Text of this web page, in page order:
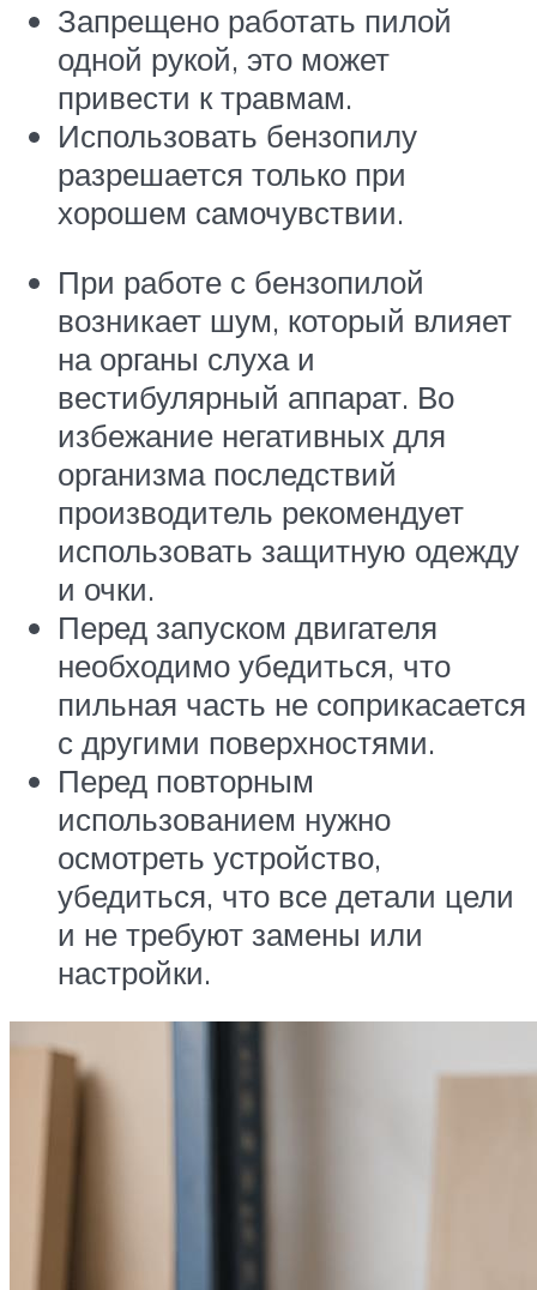
Запрещено работать пилой
одной рукой, это может
привести к травмам.
Использовать бензопилу
разрешается только при
хорошем самочувствии.
При работе с бензопилой
возникает шум, который влияет
на органы слуха и
вестибулярный аппарат. Во
избежание негативных для
организма последствий
производитель рекомендует
использовать защитную одежду
и очки.
Перед запуском двигателя
необходимо убедиться, что
пильная часть не соприкасается
с другими поверхностями.
Перед повторным
использованием нужно
осмотреть устройство,
убедиться, что все детали цели
и не требуют замены или
настройки.